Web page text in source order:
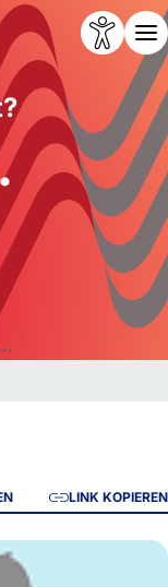
LINK KOPIEREN